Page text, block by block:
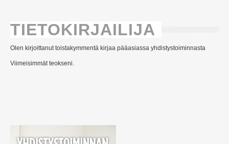
TIETOKIRJAILIJA
Olen kirjoittanut toistakymmentä kirjaa pääasiassa yhdistystoiminnasta
Viimeisimmät teokseni.